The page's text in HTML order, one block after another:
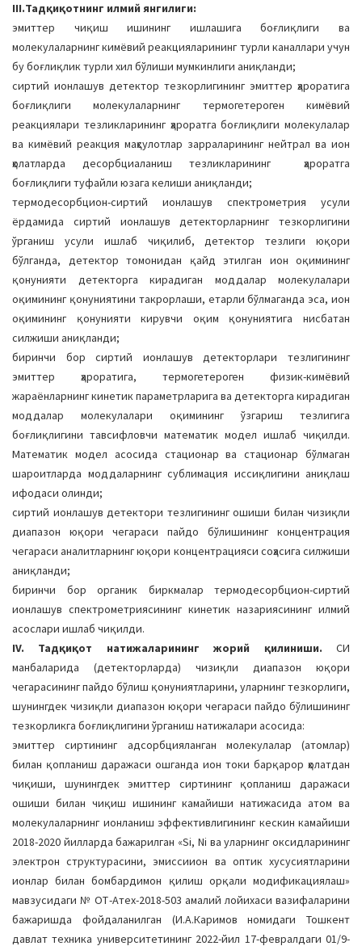
III.Тадқиқотнинг илмий янгилиги:
эмиттер чиқиш ишининг ишлашига боғлиқлиги ва
молекулаларнинг кимёвий реакцияларининг турли каналлари учун
бу боғлиқлик турли хил бўлиши мумкинлиги аниқланди;
сиртий ионлашув детектор тезкорлигининг эмиттер ҳароратига
боғлиқлиги молекулаларнинг термогетероген кимёвий
реакциялари тезликларининг ҳароратга боғлиқлиги молекулалар
ва кимёвий реакция маҳсулотлар зарраларининг нейтрал ва ион
ҳолатларда десорбциаланиш тезликларининг ҳароратга
боғлиқлиги туфайли юзага келиши аниқланди;
термодесорбцион-сиртий ионлашув спектрометрия усули
ёрдамида сиртий ионлашув детекторларнинг тезкорлигини
ўрганиш усули ишлаб чиқилиб, детектор тезлиги юқори
бўлганда, детектор томонидан қайд этилган ион оқимининг
қонунияти детекторга кирадиган моддалар молекулалари
оқимининг қонуниятини такрорлаши, етарли бўлмаганда эса, ион
оқимининг қонунияти кирувчи оқим қонуниятига нисбатан
силжиши аниқланди;
биринчи бор сиртий ионлашув детекторлари тезлигининг
эмиттер ҳароратига, термогетероген физик-кимёвий
жараёнларнинг кинетик параметрларига ва детекторга кирадиган
моддалар молекулалари оқимининг ўзгариш тезлигига
боғлиқлигини тавсифловчи математик модел ишлаб чиқилди.
Математик модел асосида стационар ва стационар бўлмаган
шароитларда моддаларнинг сублимация иссиқлигини аниқлаш
ифодаси олинди;
сиртий ионлашув детектори тезлигининг ошиши билан чизиқли
диапазон юқори чегараси пайдо бўлишининг концентрация
чегараси аналитларнинг юқори концентрацияси соҳасига силжиши
аниқланди;
биринчи бор органик биркмалар термодесорбцион-сиртий
ионлашув спектрометриясининг кинетик назариясининг илмий
асослари ишлаб чиқилди.
IV. Тадқиқот натижаларининг жорий қилиниши. СИ
манбаларида (детекторларда) чизиқли диапазон юқори
чегарасининг пайдо бўлиш қонуниятларини, уларнинг тезкорлиги,
шунингдек чизиқли диапазон юқори чегараси пайдо бўлишининг
тезкорликга боғлиқлигини ўрганиш натижалари асосида:
эмиттер сиртининг адсорбцияланган молекулалар (атомлар)
билан қопланиш даражаси ошганда ион токи барқарор ҳолатдан
чиқиши, шунингдек эмиттер сиртининг қопланиш даражаси
ошиши билан чиқиш ишининг камайиши натижасида атом ва
молекулаларнинг ионланиш эффективлигининг кескин камайиши
2018-2020 йилларда бажарилган «Si, Ni ва уларнинг оксидларининг
электрон структурасини, эмиссиион ва оптик хусусиятларини
ионлар билан бомбардимон қилиш орқали модификациялаш»
мавзусидаги № ОТ-Атех-2018-503 амалий лойихаси вазифаларини
бажаришда фойдаланилган (И.A.Каримов номидаги Тошкент
давлат техника университетининг 2022-йил 17-февралдаги 01/9-